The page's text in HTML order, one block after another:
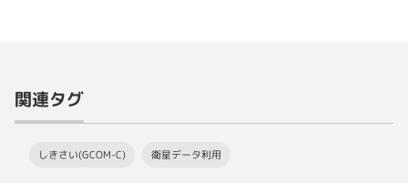
関連タグ
しきさい(GCOM-C) 衛星データ利用